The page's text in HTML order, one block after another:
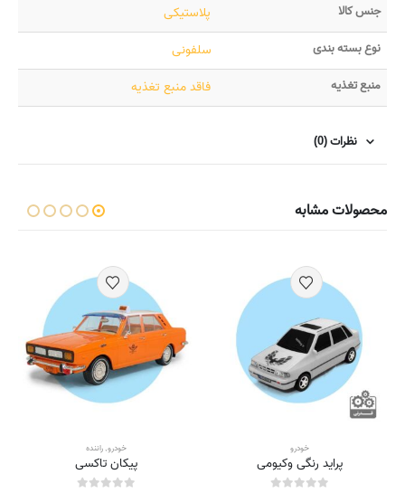
جنس کالا پلاستیکی
نوع بسته بندی سلفونی
منبع تغذیه فاقد منبع تغذیه
نظرات (0)
محصولات مشابه
خودرو
پراید رنگی وکیومی
خودرو,راننده
پیکان تاکسی